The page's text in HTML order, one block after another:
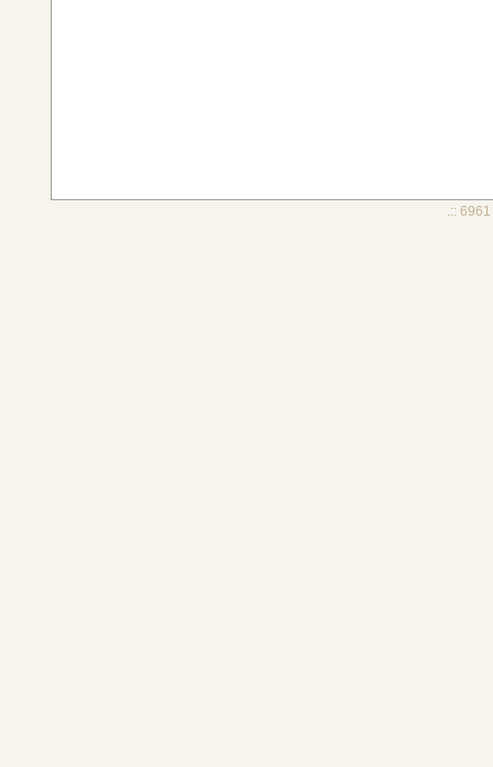
.::